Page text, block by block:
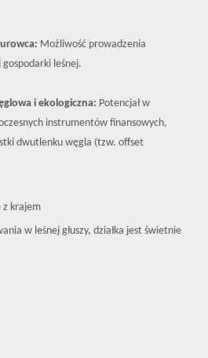
Możliwość prowadzenia
leśnej.
i ekologiczna: Potencjał w
instrumentów finansowych,
dwutlenku węgla (tzw. offset
z krajem
w leśnej głuszy, działka jest świetnie